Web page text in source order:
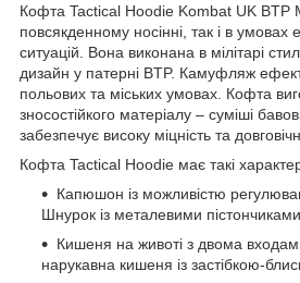
Кофта Tactical Hoodie Kombat UK BTP
повсякденному носінні, так і в умовах
ситуацій. Вона виконана в мілітарі
дизайн у патерні BTP. Камуфляж
польових та міських умовах. Кофта
зносостійкого матеріалу – суміші
забезпечує високу міцність та
Кофта Tactical Hoodie має такі
Капюшон із можливістю
Шнурок із металевими
Кишеня на животі з двома
нарукавна кишеня із застібкою-